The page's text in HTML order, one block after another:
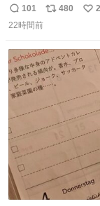
の撮影 ・調教師
ボンにインしていな
ほしい #DMMバ
返
信
101
リ
ト
数
480
い
数
22時間前